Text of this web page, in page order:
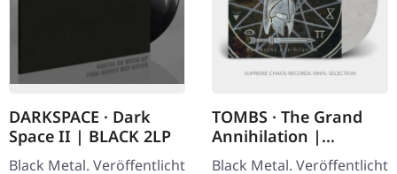
DARKSPACE · Dark
Space II | BLACK 2LP
Black Metal. Veröffentlicht
TOMBS · The Grand
Annihilation |
IVORY/GREY LP
Black Metal. Veröffentlicht